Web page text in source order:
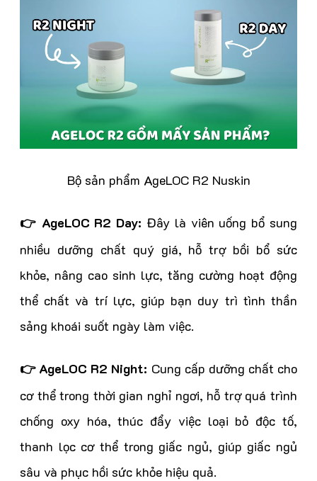
Bộ sản phẩm AgeLOC R2 Nuskin
👉 AgeLOC R2 Day: Đây là viên uống bổ sung
nhiều dưỡng chất quý giá, hỗ trợ bồi bổ sức
khỏe, nâng cao sinh lực, tăng cường hoạt động
thể chất và trí lực, giúp bạn duy trì tình thần
sảng khoái suốt ngày làm việc.
👉 AgeLOC R2 Night: Cung cấp dưỡng chất cho
cơ thể trong thời gian nghỉ ngơi, hỗ trợ quá trình
chống oxy hóa, thúc đẩy việc loại bỏ độc tố,
thanh lọc cơ thể trong giấc ngủ, giúp giấc ngủ
sâu và phục hồi sức khỏe hiệu quả.